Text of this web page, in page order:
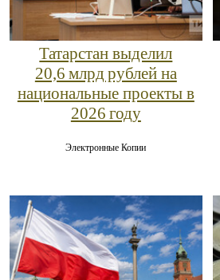
Татарстан выделил
20,6 млрд рублей на
национальные проекты в
2026 году
Электронные Копии